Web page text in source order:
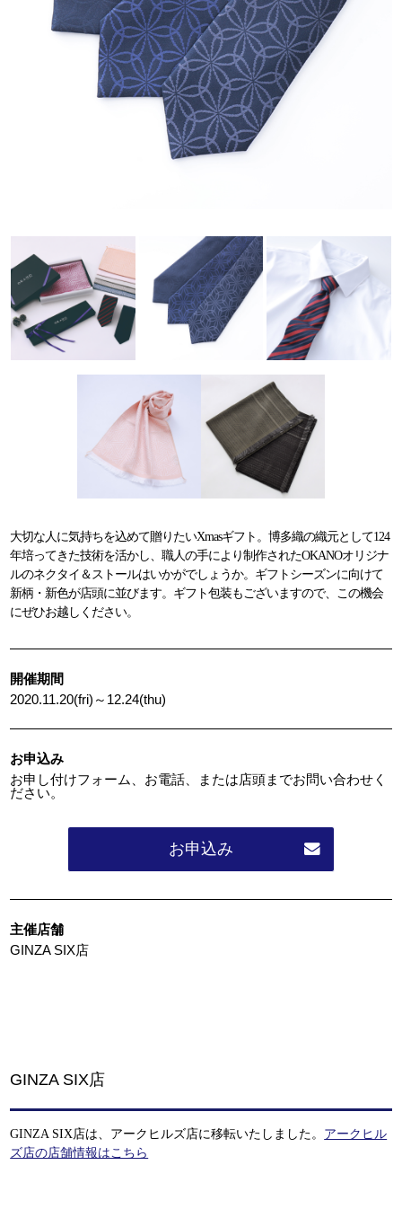
大切な人に気持ちを込めて贈りたいXmasギフト。博多織の織元として124
年培ってきた技術を活かし、職人の手により制作されたOKANOオリジナ
ルのネクタイ＆ストールはいかがでしょうか。ギフトシーズンに向けて
新柄・新色が店頭に並びます。ギフト包装もございますので、この機会
にぜひお越しください。
開催期間
2020.11.20(fri)～12.24(thu)
お申込み
お申し付けフォーム、お電話、または店頭までお問い合わせく
ださい。
お申込み
主催店舗
GINZA SIX店
GINZA SIX店
GINZA SIX店は、アークヒルズ店に移転いたしました。 アークヒル
ズ店の店舗情報はこちら